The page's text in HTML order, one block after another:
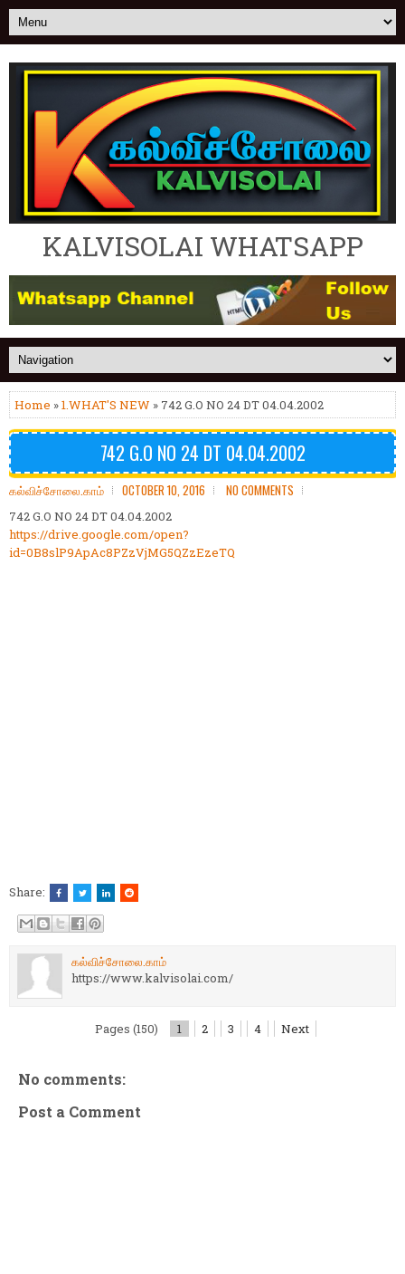
KALVISOLAI WHATSAPP
Home »1.WHAT'S NEW » 742 G.O NO 24 DT 04.04.2002
742 G.O NO 24 DT 04.04.2002
கல்விச்சோலை.காம் OCTOBER 10, 2016 NO COMMENTS
742 G.O NO 24 DT 04.04.2002
https://drive.google.com/open?
id=0B8slP9ApAc8PZzVjMG5QZzEzeTQ
Share:
கல்விச்சோலை.காம்
https://www.kalvisolai.com/
Pages (150) 1 2 3 4 Next
No comments:
Post a Comment